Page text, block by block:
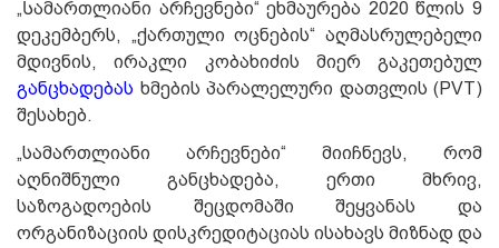
„Სამართლიანი არჩევნები“ ეხმაურება 2020 წლის 9
დეკემბერს, „ქართული ოცნების“ აღმასრულებელი
მდივნის, ირაკლი კობახიძის მიერ გაკეთებულ
განცხადებას ხმების პარალელური დათვლის (PVT)
შესახებ.
„სამართლიანი არჩევნები“ მიიჩნევს, რომ
აღნიშნული განცხადება, ერთი მხრივ,
საზოგადოების შეცდომაში შეყვანას და
ორგანიზაციის დისკრედიტაციას ისახავს მიზნად და